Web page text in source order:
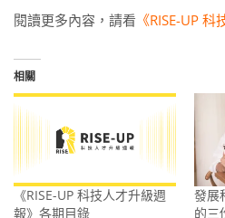
閱讀更多內容，請看 《RISE-UP
相關
《RISE-UP 科技人才升級週
報》各期目錄
發展
的三